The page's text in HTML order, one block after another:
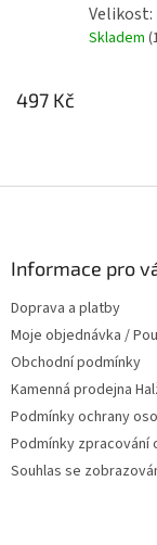
Velikost:
Skladem
497 Kč
Informace pro
Doprava a platby
Moje objednávka /
Obchodní podmínky
Kamenná prodejna
Podmínky ochrany
Podmínky zpracování
Souhlas se